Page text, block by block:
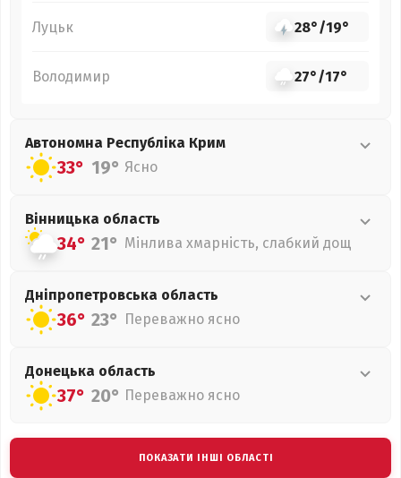
Луцьк 28°/19°
Володимир 27°/17°
Автономна Республіка Крим
33° 19° Ясно
Вінницька область
34° 21° Мінлива хмарність, слабкий дощ
Дніпропетровська область
36° 23° Переважно ясно
Донецька область
37° 20° Переважно ясно
ПОКАЗАТИ ІНШІ ОБЛАСТІ